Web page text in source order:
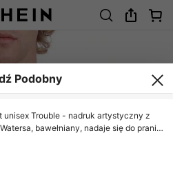
Podobny
Trouble - nadruk artystyczny z
bawełniany, nadaje się do prania
na każdą porę roku